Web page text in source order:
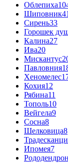
Облепиха
Шиповник41
Сирень33
Горошек
Калина27
Ива20
Мискантус
Павловния
Хеномелес
Кохия12
Рябина11
Тополь10
Вейгела9
Сосна8
Шелковица8
Ипомея7
Рододендрон